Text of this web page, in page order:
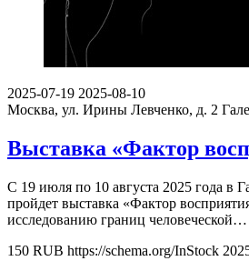
2025-07-19 2025-08-10
Москва, ул. Ирины Левченко, д. 2
Выставка «Фактор
С 19 июля по 10 августа 2025 года в
пройдет выставка «Фактор
исследованию границ человеческой…
150 RUB https://schema.org/InStock